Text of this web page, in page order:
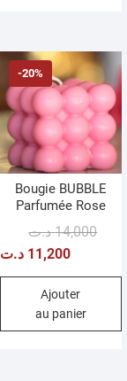
-20%
Bougie BUBBLE
Parfumée Rose
14,000 د.ت
Le
initial
11,200 د.ت
Le
actuel
Ajouter
au panier